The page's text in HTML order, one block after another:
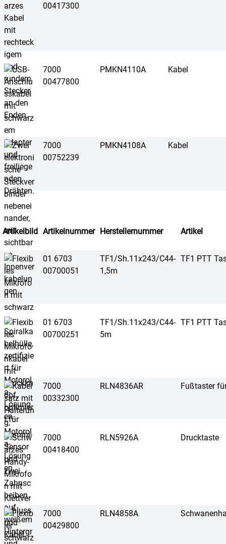
00417300
7000
00477800
PMKN4110A Kabel
7000
00752239
PMKN4108A Kabel
Artikelbild Artikelnummer Herstellernummer Artikel
01 6703
00700051
TF1/Sh.11x243/C44-
1,5m
TF1 PTT
01 6703
00700251
TF1/Sh.11x243/C44-
5m
TF1 PTT
7000
00332300
RLN4836AR Fußtaster
7000
00418400
RLN5926A Drucktaste
7000
00429800
RLN4858A